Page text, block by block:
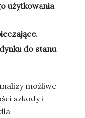
użytkowania
do stanu
możliwe
szkody i